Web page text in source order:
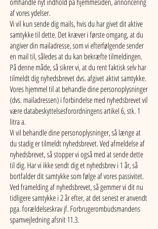
af vores ydelser.
Vi vil kun sende dig mails, hvis du har givet dit aktive
samtykke til dette. Det kræver i første omgang, at du
angiver din mailadresse, som vi efterfølgende sender
en mail til, således at du kan bekræfte tilmeldingen.
På denne måde, så sikrer vi, at du rent faktisk selv har
tilmeldt dig nyhedsbrevet dvs. afgivet aktivt samtykke.
Vores hjemmel til at behandle dine personoplysninger
(dvs. mailadressen) i forbindelse med nyhedsbrevet vil
være databeskyttelsesforordningens artikel 6, stk. 1
litra a.
Vi vil behandle dine personoplysninger, så længe at
du stadig er tilmeldt nyhedsbrevet. Ved afmeldelse af
nyhedsbrevet, så stopper vi også med at sende dette
til dig. Har vi ikke sendt dig et nyhedsbrev i 1 år, så
bortfalder dit samtykke som følge af vores passivitet.
Ved framelding af nyhedsbrevet, så gemmer vi dit nu
tidligere samtykke i 2 år efter, at det senest er anvendt
pga. forældelseskrav jf. Forbrugerombudsmandens
spamvejledning afsnit 11.3.